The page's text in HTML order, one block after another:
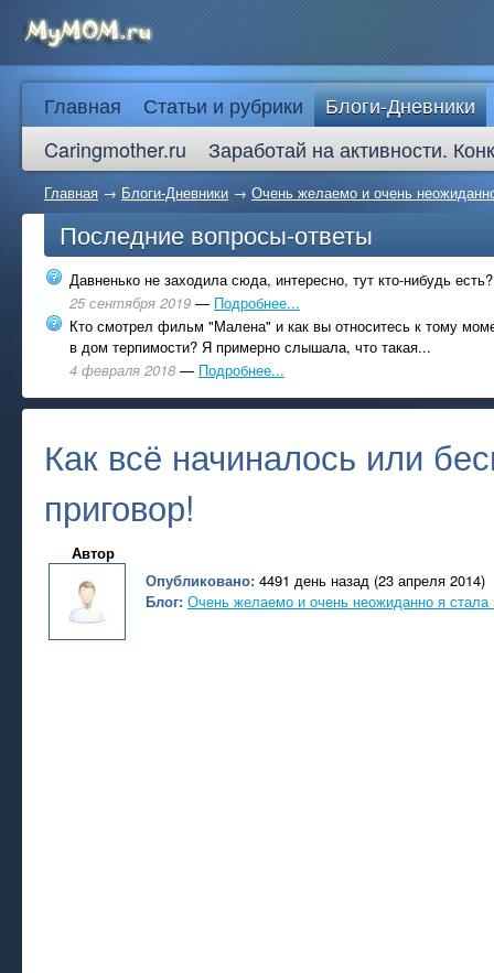
Главная Статьи и рубрики
Блоги-Дневники
Caringmother.ru
Заработай на активности.
Главная → Блоги-Дневники → Очень желаемо и очень
Последние вопросы-ответы
Давненько не заходила сюда, интересно, тут кто-нибудь есть?
25 сентября 2019 — Подробнее...
Кто смотрел фильм "Малена" и как вы относитесь к тому
в дом терпимости? Я примерно слышала, что такая...
4 февраля 2018 — Подробнее...
Как всё начиналось или
приговор!
Автор
Опубликовано: 4491 день назад (23 апреля 2014)
Блог: Очень желаемо и очень неожиданно я